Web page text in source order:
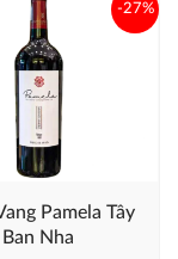
Pamela Tây
Ban Nha
-27%